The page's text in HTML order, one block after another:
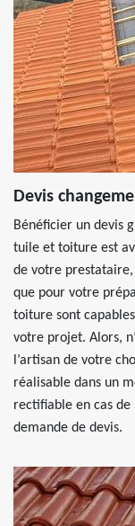
Devis
Bénéficier un devis
tuile et toiture est
de votre
que pour votre
toiture sont
votre projet. Alors,
l’artisan de votre
réalisable dans un
rectifiable en cas de
demande de devis.